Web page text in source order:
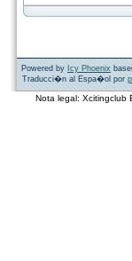
Powered by Icy Phoenix
Traducci�n al Espa�ol por
Nota legal: Xcitingclub